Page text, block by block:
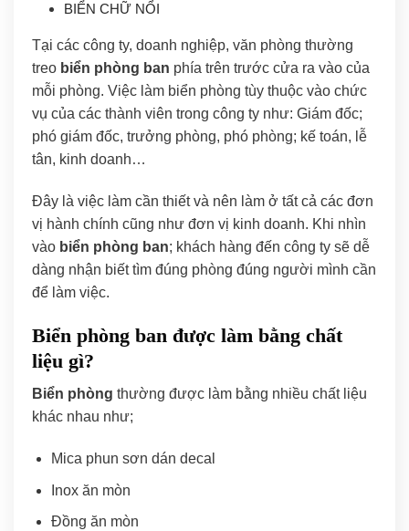
BIỂN CHỮ NỔI
Tại các công ty, doanh nghiệp, văn phòng thường
treo biển phòng ban phía trên trước cửa ra vào của
mỗi phòng. Việc làm biển phòng tùy thuộc vào chức
vụ của các thành viên trong công ty như: Giám đốc;
phó giám đốc, trưởng phòng, phó phòng; kế toán, lễ
tân, kinh doanh…
Đây là việc làm cần thiết và nên làm ở tất cả các đơn
vị hành chính cũng như đơn vị kinh doanh. Khi nhìn
vào biển phòng ban; khách hàng đến công ty sẽ dễ
dàng nhận biết tìm đúng phòng đúng người mình cần
để làm việc.
Biển phòng ban được làm bằng chất
liệu gì?
Biển phòng thường được làm bằng nhiều chất liệu
khác nhau như;
Mica phun sơn dán decal
Inox ăn mòn
Đồng ăn mòn